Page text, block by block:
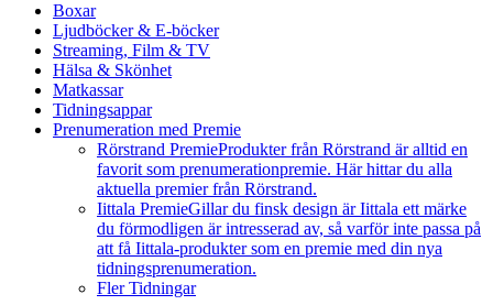
Boxar
Ljudböcker & E-böcker
Streaming, Film & TV
Hälsa & Skönhet
Matkassar
Tidningsappar
Prenumeration med Premie
Rörstrand PremieProdukter från Rörstrand är alltid en
favorit som prenumerationpremie. Här hittar du alla
aktuella premier från Rörstrand.
Iittala PremieGillar du finsk design är Iittala ett märke
du förmodligen är intresserad av, så varför inte passa på
att få Iittala-produkter som en premie med din nya
tidningsprenumeration.
Fler Tidningar